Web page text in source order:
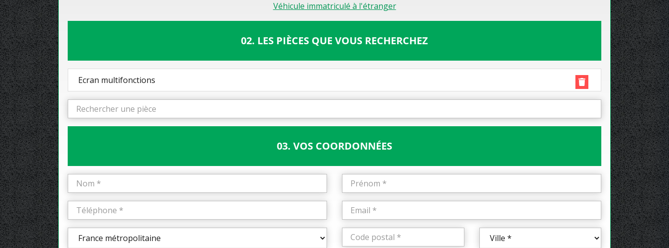
Véhicule immatriculé à l'étranger
02. LES PIÈCES QUE VOUS RECHERCHEZ
Ecran multifonctions
03. VOS COORDONNÉES